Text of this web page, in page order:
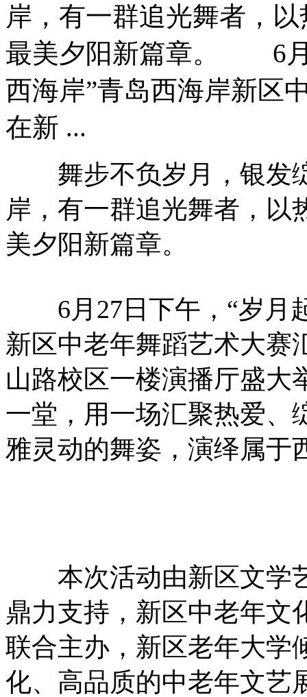
岸，有一群追光舞者，
最美夕阳新篇章。 6月
西海岸”青岛西海岸新区
在新 ...
舞步不负岁月，银发
岸，有一群追光舞者，以
美夕阳新篇章。
6月27日下午，“岁月
新区中老年舞蹈艺术大赛
山路校区一楼演播厅盛大
一堂，用一场汇聚热爱、
雅灵动的舞姿，演绎属于
本次活动由新区文学
鼎力支持，新区中老年文
联合主办，新区老年大学
化、高品质的中老年文艺